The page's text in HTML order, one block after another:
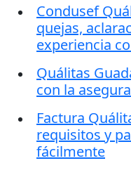
Condusef
quejas,
experiencia
Quálitas
con la
Factura
requisitos y
fácilmente